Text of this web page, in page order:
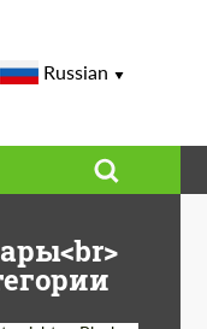
Russian